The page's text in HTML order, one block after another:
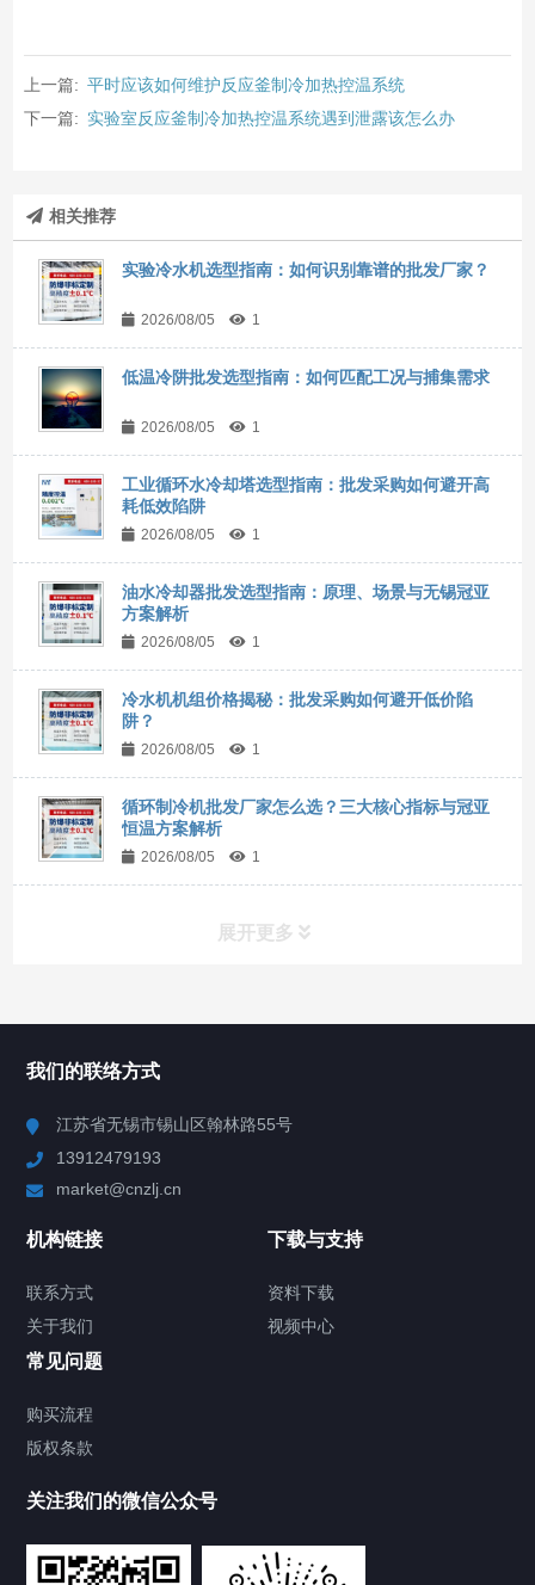
上一篇: 平时应该如何维护反应釜制冷加热控温系统
下一篇: 实验室反应釜制冷加热控温系统遇到泄露该怎么办
相关推荐
实验冷水机选型指南：如何识别靠谱的批发厂家？
2026/08/05 1
低温冷阱批发选型指南：如何匹配工况与捕集需求
2026/08/05 1
工业循环水冷却塔选型指南：批发采购如何避开高
耗低效陷阱
2026/08/05 1
油水冷却器批发选型指南：原理、场景与无锡冠亚
方案解析
2026/08/05 1
冷水机机组价格揭秘：批发采购如何避开低价陷
阱？
2026/08/05 1
循环制冷机批发厂家怎么选？三大核心指标与冠亚
恒温方案解析
2026/08/05 1
展开更多
Chiller高精度制冷循环器
TCU温度控制单元
Chiller气体控温系统
我们的联络方式
江苏省无锡市锡山区翰林路55号
13912479193
market@cnzlj.cn
机构链接
联系方式
关于我们
下载与支持
资料下载
视频中心
常见问题
购买流程
版权条款
关注我们的微信公众号